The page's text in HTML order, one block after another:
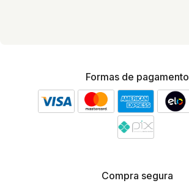
Formas de pagamento
Compra segura